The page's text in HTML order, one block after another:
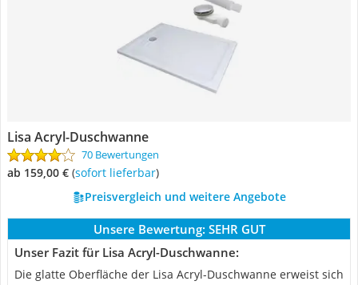
Lisa Acryl-Duschwanne
70 Bewertungen
ab 159,00 € ( Sofort lieferbar)
Preisvergleich und weitere Angebote
Unsere Bewertung: SEHR GUT
Unser Fazit für Lisa Acryl-Duschwanne:
Die glatte Oberfläche der Lisa Acryl-Duschwanne erweist sich